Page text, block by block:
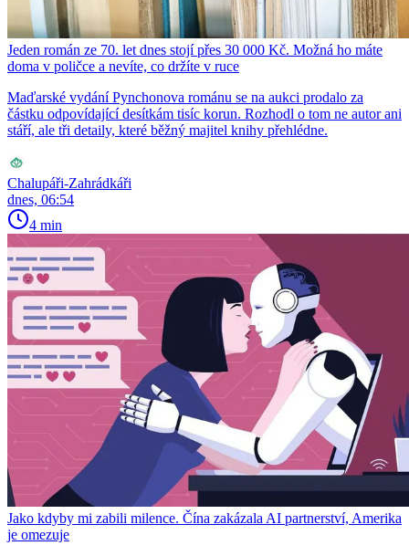
Jeden román ze 70. let dnes stojí přes 30 000 Kč. Možná ho máte
doma v poličce a nevíte, co držíte v ruce
Maďarské vydání Pynchonova románu se na aukci prodalo za
částku odpovídající desítkám tisíc korun. Rozhodl o tom ne autor ani
stáří, ale tři detaily, které běžný majitel knihy přehlédne.
Chalupáři-Zahrádkáři
dnes, 06:54
4 min
Jako kdyby mi zabili milence. Čína zakázala AI partnerství, Amerika
je omezuje